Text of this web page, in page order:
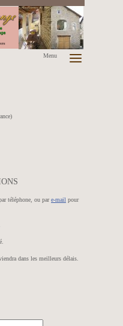
Grand site des Gorges du Tarn
Menu
téléphone, ou pare-mail pour
dans les meilleurs délais.